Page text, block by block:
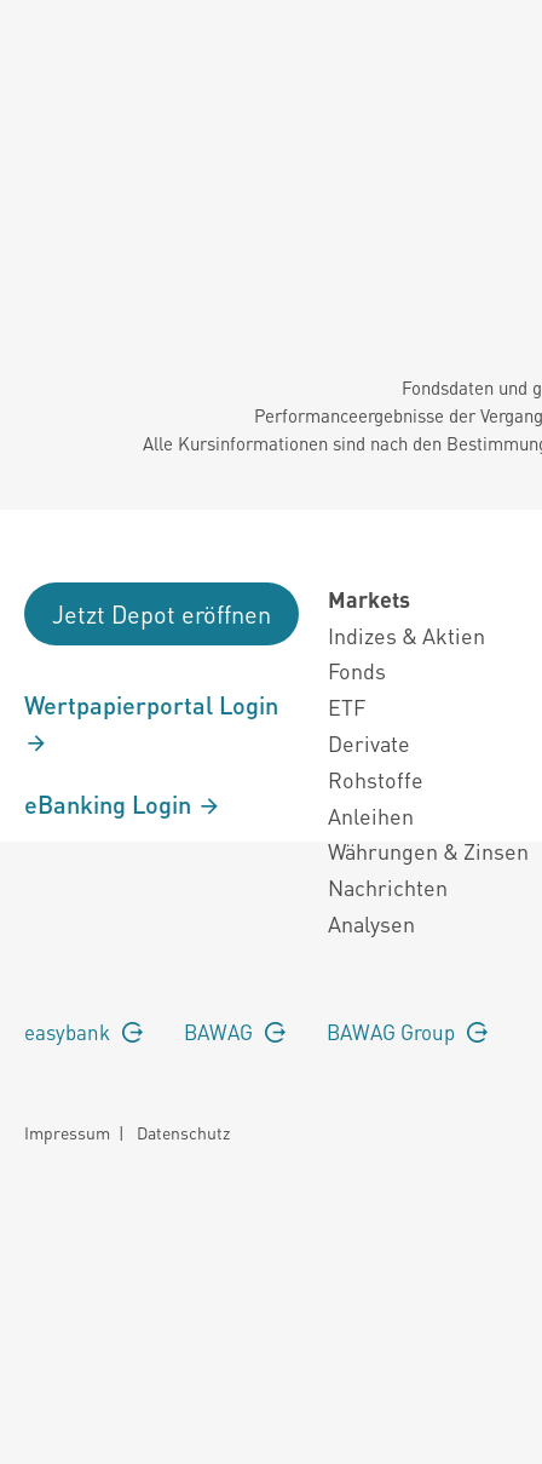
Fondsdaten und
Performanceergebnisse der
Alle Kursinformationen sind nach den
Jetzt Depot eröffnen
Wertpapierportal Login
eBanking Login
Markets
Indizes & Aktien
Fonds
ETF
Derivate
Rohstoffe
Anleihen
Währungen & Zinsen
Nachrichten
Analysen
easybank BAWAG BAWAG Group
Impressum | Datenschutz